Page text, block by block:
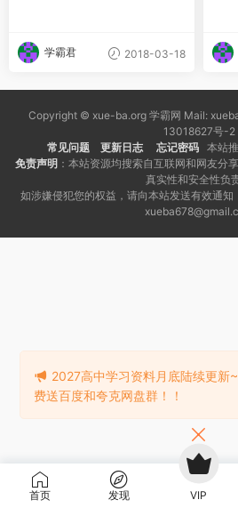
学霸君 2018-03-18
Copyright © xue-ba.org 学霸网 Mail:
13018627号-2
常见问题
更新日志 忘记密码 本站
免责声明 ：本站资源均搜索自互联网和网友分
真实性和安全性负
如涉嫌侵犯您的权益，请向本站发送有效通
首页 发现 VIP
2027高中学习资料月底陆续更新
费送百度和夸克网盘群！！